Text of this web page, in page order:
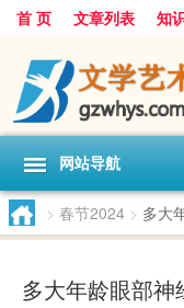
首 页 文章列表 知
网站导航
> 春节2024 > 多大
多大年龄眼部神